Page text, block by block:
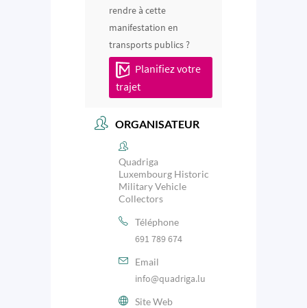
rendre à cette
manifestation en
transports publics ?
Planifiez votre
trajet
ORGANISATEUR
Quadriga
Luxembourg Historic
Military Vehicle
Collectors
Téléphone
691 789 674
Email
info@quadriga.lu
Site Web